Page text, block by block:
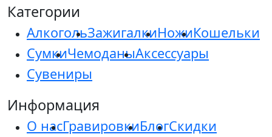
Категории
АлкогольЗажигалкиНожиКошельки
СумкиЧемоданыАксессуары
Сувениры
Информация
О насГравировкиБлогСкидки